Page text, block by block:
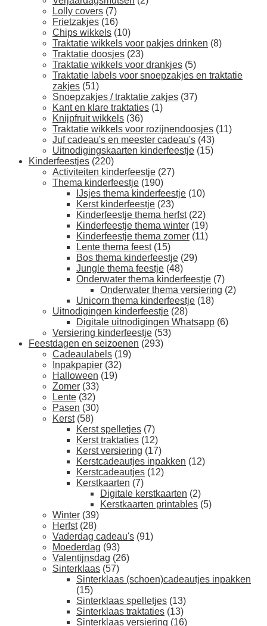
Lolly covers (7)
Frietzakjes (16)
Chips wikkels (10)
Traktatie wikkels voor pakjes drinken (8)
Traktatie doosjes (23)
Traktatie wikkels voor drankjes (5)
Traktatie labels voor snoepzakjes en traktatie
zakjes (51)
Snoepzakjes / traktatie zakjes (37)
Kant en klare traktaties (1)
Knijpfruit wikkels (36)
Traktatie wikkels voor rozijnendoosjes (11)
Juf cadeau's en meester cadeau's (43)
Uitnodigingskaarten kinderfeestje (15)
Kinderfeestjes (220)
Activiteiten kinderfeestje (27)
Thema kinderfeestje (190)
IJsjes thema kinderfeestje (10)
Kerst kinderfeestje (23)
Kinderfeestje thema herfst (22)
Kinderfeestje thema winter (19)
Kinderfeestje thema zomer (11)
Lente thema feest (15)
Bos thema kinderfeestje (29)
Jungle thema feestje (48)
Onderwater thema kinderfeestje (7)
Onderwater thema versiering (2)
Unicorn thema kinderfeestje (18)
Uitnodigingen kinderfeestje (28)
Digitale uitnodigingen Whatsapp (6)
Versiering kinderfeestje (53)
Feestdagen en seizoenen (293)
Cadeaulabels (19)
Inpakpapier (32)
Halloween (19)
Zomer (33)
Lente (32)
Pasen (30)
Kerst (58)
Kerst spelletjes (7)
Kerst traktaties (12)
Kerst versiering (17)
Kerstcadeautjes inpakken (12)
Kerstcadeautjes (12)
Kerstkaarten (7)
Digitale kerstkaarten (2)
Kerstkaarten printables (5)
Winter (39)
Herfst (28)
Vaderdag cadeau's (91)
Moederdag (93)
Valentijnsdag (26)
Sinterklaas (57)
Sinterklaas (schoen)cadeautjes inpakken
(15)
Sinterklaas spelletjes (13)
Sinterklaas traktaties (13)
Sinterklaas versiering (16)